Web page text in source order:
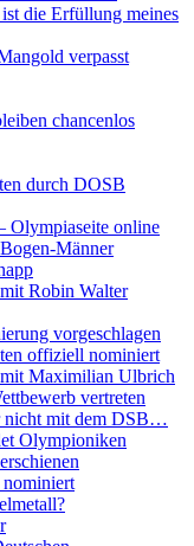
die Erfüllung meines
verpasst
chancenlos
durch DOSB
Olympiaseite online
Männer
Robin Walter
vorgeschlagen
offiziell nominiert
Maximilian Ulbrich
vertreten
nicht mit dem DSB…
Olympioniken